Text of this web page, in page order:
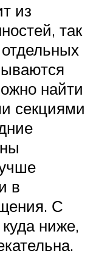
из
так
найти
секциями
в
С
ниже,